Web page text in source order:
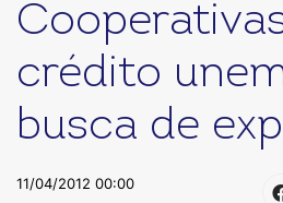
crédito
busca de
11/04/2012 00:00